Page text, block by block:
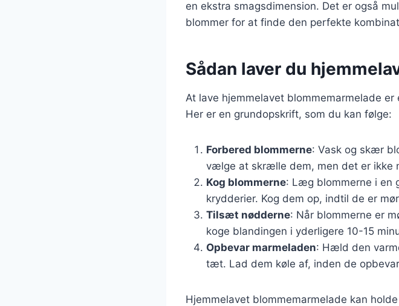
en ekstra smagsdimension. Det er også
blommer for at finde den perfekte
Sådan laver du
At lave hjemmelavet blommemarmelade
Her er en grundopskrift, som du kan følge:
Forbered blommerne: Vask og skær
vælge at skrælle dem, men det er ikke
Kog blommerne: Læg blommerne i en
krydderier. Kog dem op, indtil de er
Tilsæt nødderne: Når blommerne er
koge blandingen i yderligere 10-15
Opbevar marmeladen: Hæld den
tæt. Lad dem køle af, inden de
Hjemmelavet blommemarmelade kan